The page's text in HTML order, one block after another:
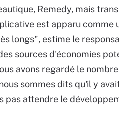
Remedy, mais
est apparu
longs", estime le
sources d'économies
avons regardé le
sommes dits qu'il y
pas attendre le